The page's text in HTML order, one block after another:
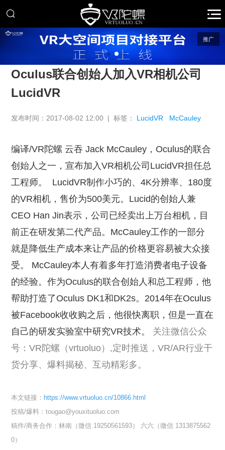
推广
Oculus联合创始人加入VR相机公司
LucidVR
发布时间：2017-08-02 12:00 | 标签： LucidVR McCauley
编译/VR陀螺 云吞 Jack McCauley，Oculus的联合
创始人之一，宣布加入VR相机公司LucidVR担任总
工程师。
LucidVR制作小巧的、4K分辨率、180度
的VR相机，售价为500美元。Lucid的创始人兼
CEO Han Jin表示，公司已经卖出上万台相机，目
前正在研发第二代产品。McCauley工作的一部分
就是降低生产成本来让产品的价格更容易被大众接
受。 McCauley本人有着多年打造消费者电子设备
的经验。作为Oculus的联合创始人和总工程师，他
帮助打造了Oculus DK1和DK2s。2014年在Oculus
被Facebook收收购之后，他很快离职，但是一直在
自己的研发实验室中研究VR技术。 关注微信公众
号：VR陀螺（vrtuoluo）,定时推送，VR/AR行业干
货分享、爆料揭秘、互动精彩多。
本文链接： https://www.vrtuoluo.cn/10866.html
投稿/爆料：tougao@youxituoluo.com
稿件/商务合作：林南（微信 19250561593）
六六（微信 1313875562
0）